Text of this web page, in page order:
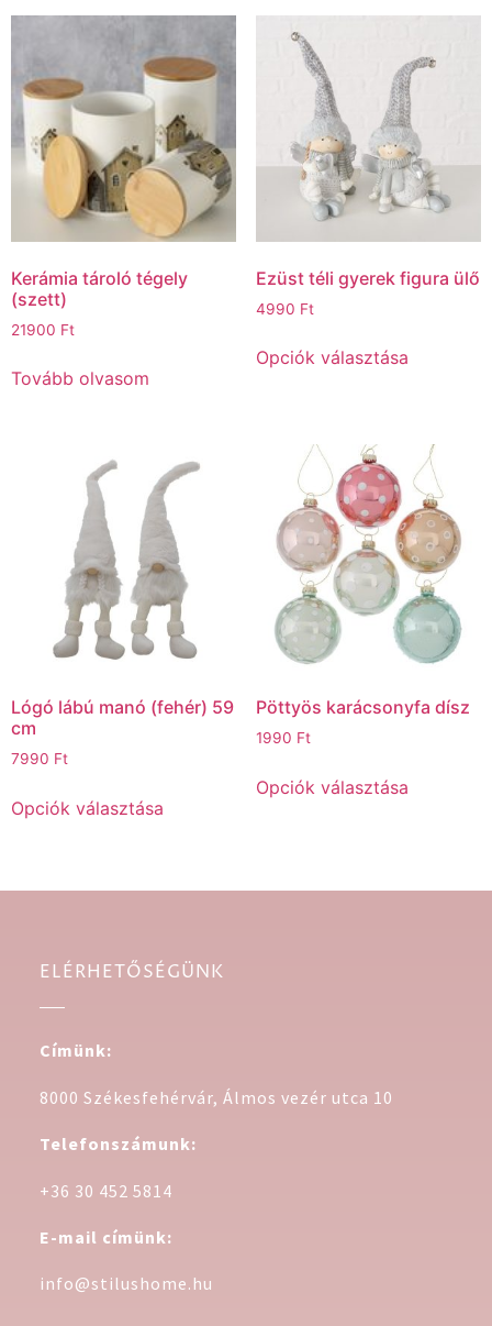
Kerámia tároló tégely
(szett)
21900 Ft
Tovább olvasom
Ezüst téli gyerek figura ülő
4990 Ft
Opciók választása
Lógó lábú manó (fehér) 59
cm
7990 Ft
Opciók választása
Pöttyös karácsonyfa dísz
1990 Ft
Opciók választása
ELÉRHETŐSÉGÜNK
Címünk:
8000 Székesfehérvár, Álmos vezér utca 10
Telefonszámunk:
+36 30 452 5814
E-mail címünk:
info@stilushome.hu